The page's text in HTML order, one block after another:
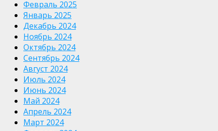
Февраль 2025
Январь 2025
Декабрь 2024
Ноябрь 2024
Октябрь 2024
Сентябрь 2024
Август 2024
Июль 2024
Июнь 2024
Май 2024
Апрель 2024
Март 2024